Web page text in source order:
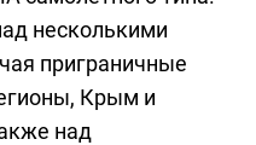
несколькими
приграничные
Крым и
над